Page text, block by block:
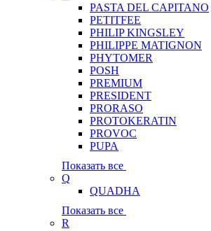
PASTA DEL CAPITANO
PETITFEE
PHILIP KINGSLEY
PHILIPPE MATIGNON
PHYTOMER
POSH
PREMIUM
PRESIDENT
PRORASO
PROTOKERATIN
PROVOC
PUPA
Показать все
Q
QUADHA
Показать все
R